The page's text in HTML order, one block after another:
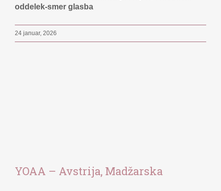
oddelek-smer glasba
24 januar, 2026
YOAA – Avstrija, Madžarska